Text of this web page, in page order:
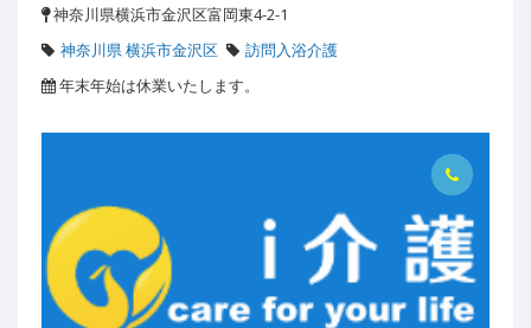
神奈川県横浜市金沢区富岡東4-2-1
神奈川県 横浜市金沢区
訪問入浴介護
年末年始は休業いたします。